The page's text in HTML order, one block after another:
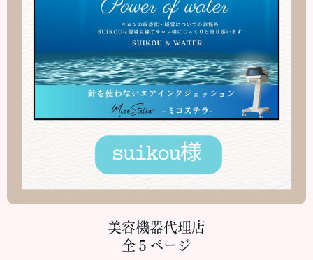
美容機器代理店
全５ページ